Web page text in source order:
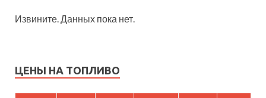
Извините. Данных пока нет.
ЦЕНЫ НА ТОПЛИВО